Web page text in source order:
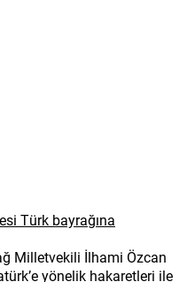
Türk bayrağına
Milletvekili İlhami Özcan
yönelik hakaretleri ile